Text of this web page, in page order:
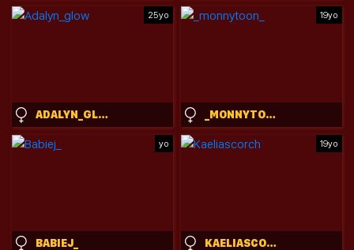
25yo
ADALYN_GLOW
19yo
_MONNYTOON_
yo
BABIEJ_
19yo
KAELIASCORCH